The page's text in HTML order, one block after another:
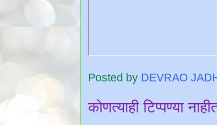
Posted by DEVRAO
कोणत्याही टिप्पण्‍या